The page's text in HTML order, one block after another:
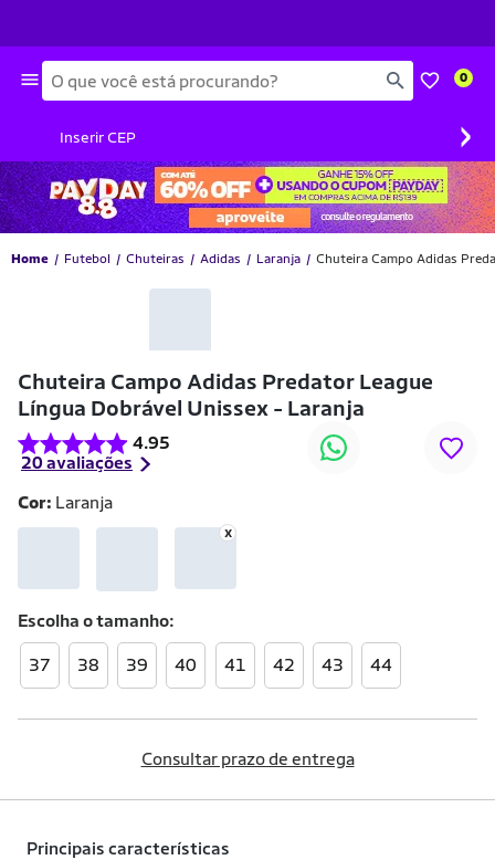
Busca 0
Inserir CEP ›
Home Futebol Chuteiras Adidas Laranja Chuteira Campo Adidas
Chuteira Campo Adidas Predator League
Língua Dobrável Unissex - Laranja
4.95
20 avaliações
-47% OFF
Cor: Laranja
Escolha otamanho
37 38 39 40 41 42 43 44
Consultar prazo de entrega
Principais características